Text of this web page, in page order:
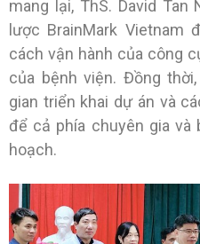
mang lại, ThS. David
lược BrainMark Vietnam
cách vận hành của công
của bệnh viện. Đồng
gian triển khai dự án và
để cả phía chuyên gia
hoạch.